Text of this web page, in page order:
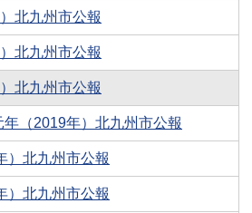
北九州市公報
北九州市公報
北九州市公報
（2019年）北九州市公報
）北九州市公報
）北九州市公報